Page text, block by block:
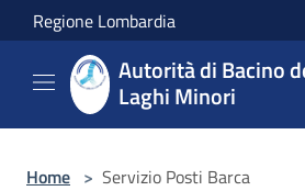
Salta al contenuto principale
Regione Lombardia
Autorità di Bacino
Laghi Minori
Home > Servizio Posti Barca